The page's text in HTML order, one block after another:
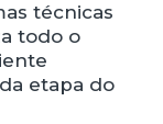
técnicas
todo o
etapa do